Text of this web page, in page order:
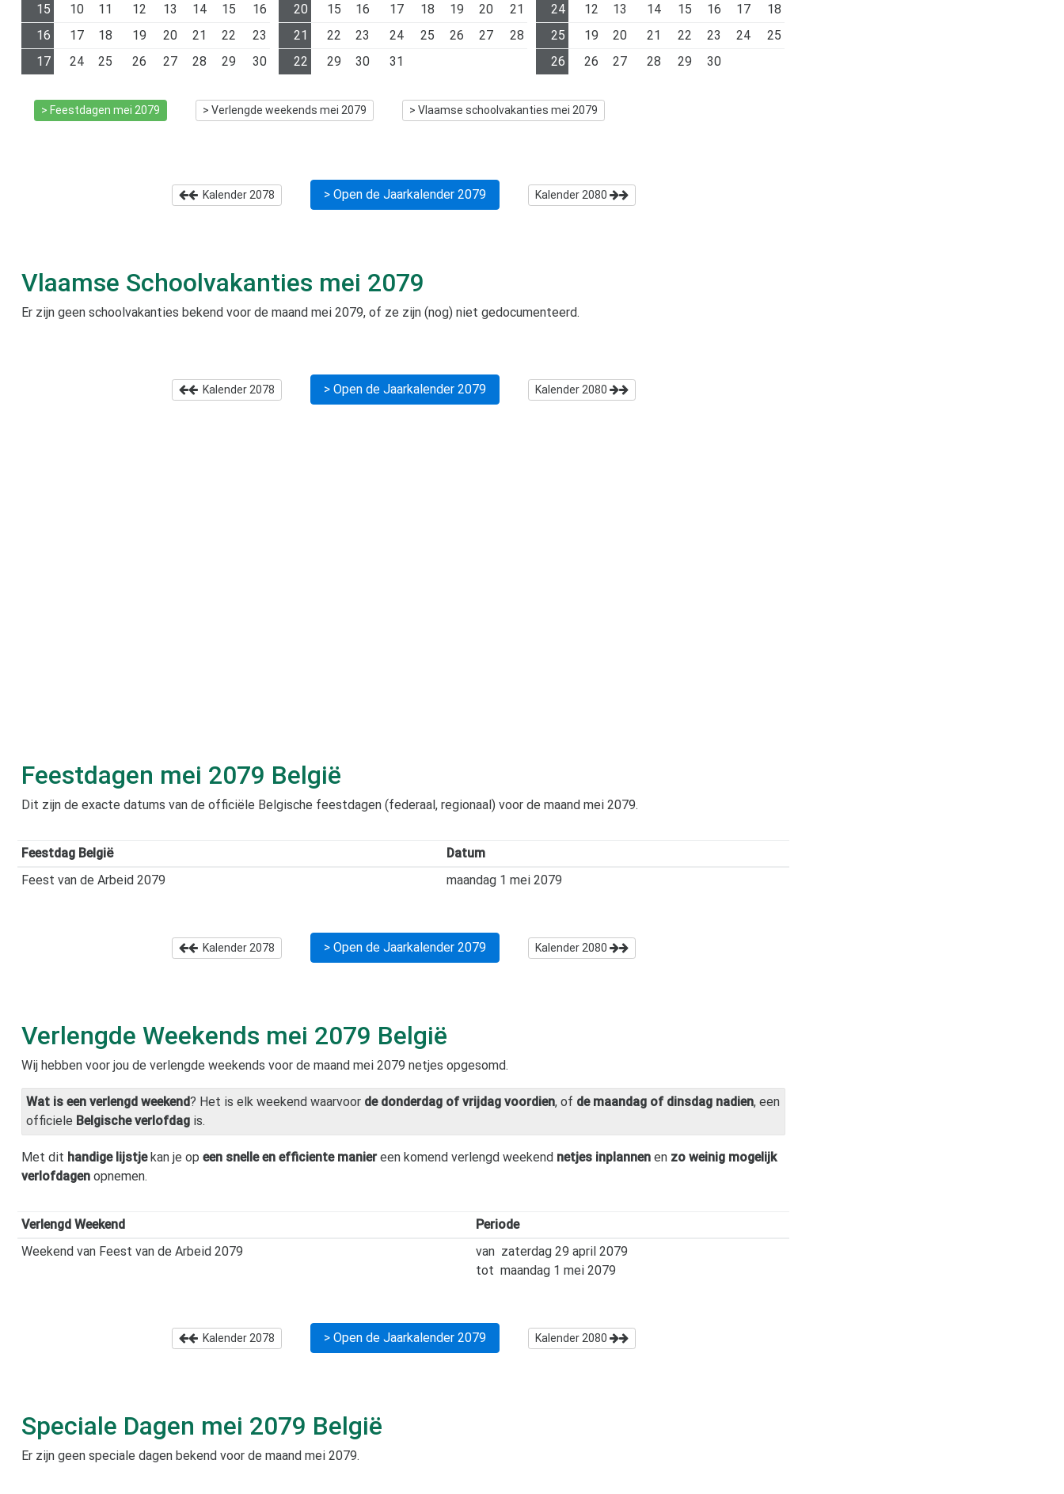
15
10 11 12 13 14 15
16
16
17 18 19 20 21 22
23
17
24 25 26 27 28 29 30
20
15 16 17 18 19 20
21
21
22 23 24 25 26 27
28
22
29 30 31
24
12 13 14 15 16 17
18
25
19 20 21 22 23 24
25
26
26 27 28 29 30
> Feestdagen mei 2079 > Verlengde weekends mei 2079 > Vlaamse schoolvakanties mei 2079
Kalender 2078 > Open de Jaarkalender 2079 Kalender 2080
Vlaamse Schoolvakanties mei 2079
Er zijn geen schoolvakanties bekend voor de maand mei 2079, of ze zijn (nog) niet gedocumenteerd.
Kalender 2078 > Open de Jaarkalender 2079 Kalender 2080
Feestdagen mei 2079 België
Dit zijn de exacte datums van de officiële Belgische feestdagen (federaal, regionaal) voor de maand mei 2079.
Feestdag België
Datum
Feest van de Arbeid 2079
maandag 1 mei 2079
Kalender 2078 > Open de Jaarkalender 2079 Kalender 2080
Verlengde Weekends mei 2079 België
Wij hebben voor jou de verlengde weekends voor de maand mei 2079 netjes opgesomd.
Wat is een verlengd weekend? Het is elk weekend waarvoor de donderdag of vrijdag voordien, of de maandag of dinsdag nadien, een
officiele Belgische verlofdag is.
Met dit handige lijstjekan je op een snelle en efficiente maniereen komend verlengd weekend netjes inplannen en zo weinig mogelijk
verlofdagen opnemen.
Verlengd Weekend
Periode
Weekend van Feest van de Arbeid 2079
van zaterdag 29 april 2079
tot maandag 1 mei 2079
Kalender 2078 > Open de Jaarkalender 2079 Kalender 2080
Speciale Dagen mei 2079 België
Er zijn geen speciale dagen bekend voor de maand mei 2079.